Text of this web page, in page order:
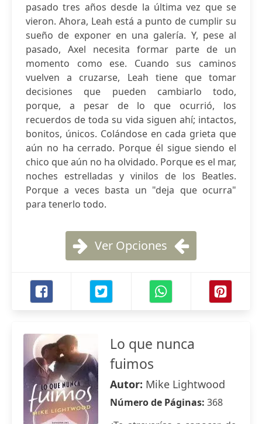
pasado tres años desde la última vez que se
vieron. Ahora, Leah está a punto de cumplir su
sueño de exponer en una galería. Y, pese al
pasado, Axel necesita formar parte de un
momento como ese. Cuando sus caminos
vuelven a cruzarse, Leah tiene que tomar
decisiones que pueden cambiarlo todo,
porque, a pesar de lo que ocurrió, los
recuerdos de toda su vida siguen ahí; intactos,
bonitos, únicos. Colándose en cada grieta que
aún no ha cerrado. Porque él sigue siendo el
chico que aún no ha olvidado. Porque es el mar,
noches estrelladas y vinilos de los Beatles.
Porque a veces basta un "deja que ocurra"
para tenerlo todo.
Ver Opciones
Lo que nunca
fuimos
Autor: Mike Lightwood
Número de Páginas: 368